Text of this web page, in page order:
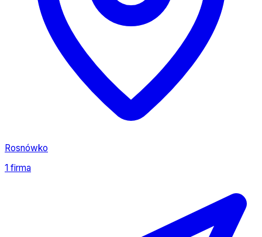
Rosnówko
1 firma